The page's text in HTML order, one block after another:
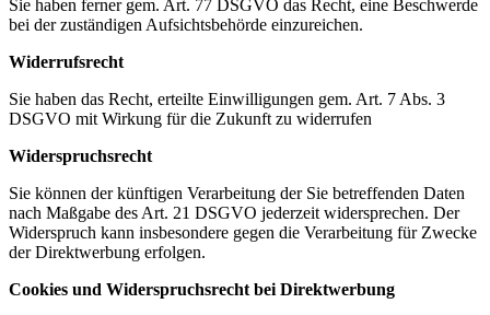
Sie haben ferner gem. Art. 77 DSGVO das Recht, eine Beschwerde
bei der zuständigen Aufsichtsbehörde einzureichen.
Widerrufsrecht
Sie haben das Recht, erteilte Einwilligungen gem. Art. 7 Abs. 3
DSGVO mit Wirkung für die Zukunft zu widerrufen
Widerspruchsrecht
Sie können der künftigen Verarbeitung der Sie betreffenden Daten
nach Maßgabe des Art. 21 DSGVO jederzeit widersprechen. Der
Widerspruch kann insbesondere gegen die Verarbeitung für Zwecke
der Direktwerbung erfolgen.
Cookies und Widerspruchsrecht bei Direktwerbung